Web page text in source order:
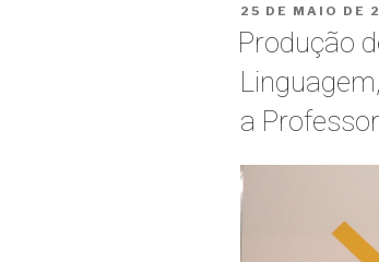
o
PUBLICADO
25 DE MAIO DE
Produção
a